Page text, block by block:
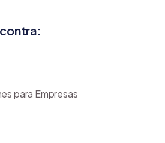
para Empresas